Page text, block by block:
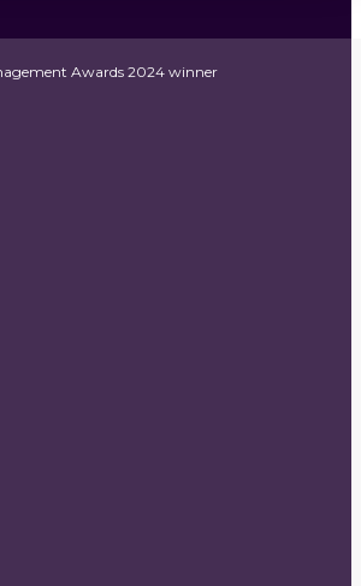
Awards 2024 winner